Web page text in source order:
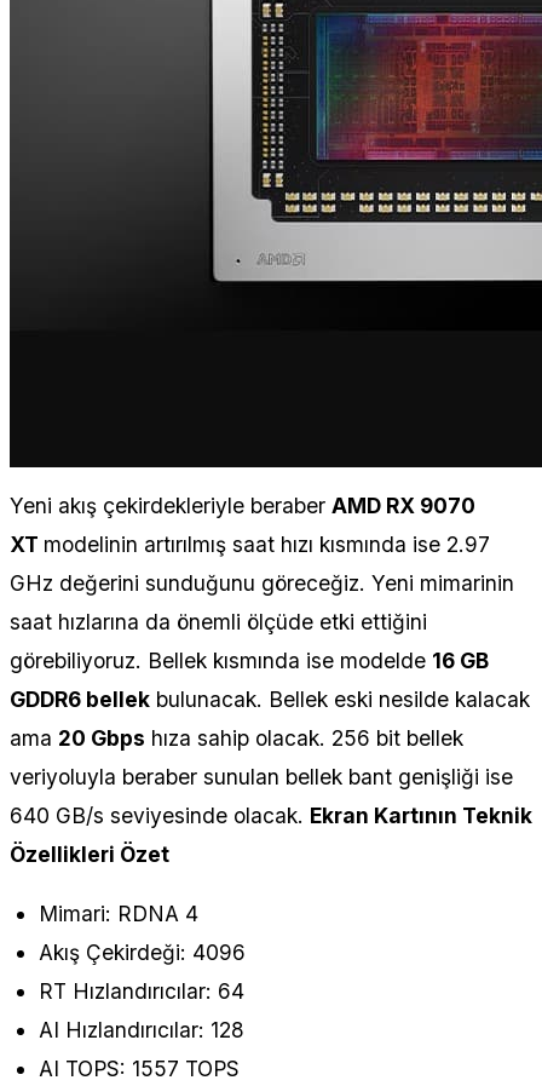
Yeni akış çekirdekleriyle beraber AMD RX 9070
XT modelinin artırılmış saat hızı kısmında ise 2.97
GHz değerini sunduğunu göreceğiz. Yeni mimarinin
saat hızlarına da önemli ölçüde etki ettiğini
görebiliyoruz. Bellek kısmında ise modelde 16 GB
GDDR6 bellek bulunacak. Bellek eski nesilde kalacak
ama 20 Gbps hıza sahip olacak. 256 bit bellek
veriyoluyla beraber sunulan bellek bant genişliği ise
640 GB/s seviyesinde olacak. Ekran Kartının Teknik
Özellikleri Özet
Mimari: RDNA 4
Akış Çekirdeği: 4096
RT Hızlandırıcılar: 64
AI Hızlandırıcılar: 128
AI TOPS: 1557 TOPS